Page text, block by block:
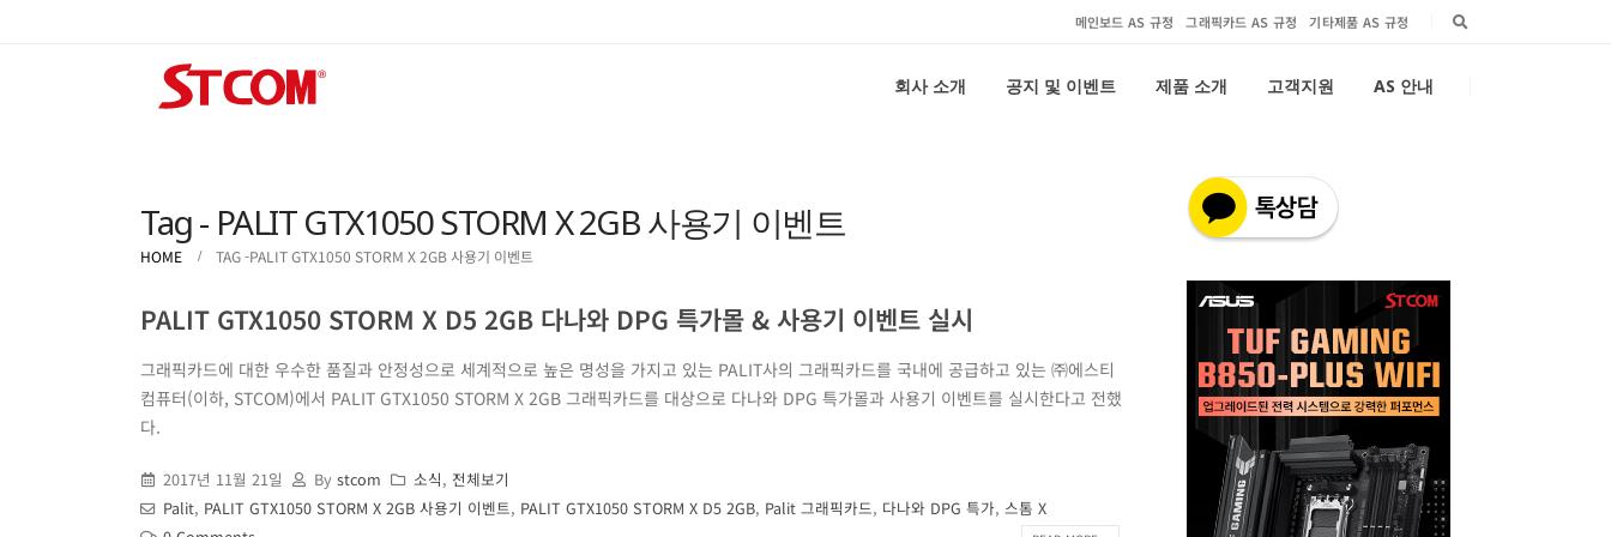
메인보드 AS 규정 그래픽카드 AS 규정 기타제품 AS 규정
회사 소개 공지 및 이벤트 제품 소개 고객지원 AS 안내
Tag - PALIT GTX1050 STORM X 2GB 사용기 이벤트
HOME TAG -PALIT GTX1050 STORM X 2GB 사용기 이벤트
PALIT GTX1050 STORM X D5 2GB 다나와 DPG 특가몰 & 사용기 이벤트 실시
그래픽카드에 대한 우수한 품질과 안정성으로 세계적으로 높은 명성을 가지고 있는 PALIT사의 그래픽카드를 국내에 공급하고 있는 ㈜에스티
컴퓨터(이하, STCOM)에서 PALIT GTX1050 STORM X 2GB 그래픽카드를 대상으로 다나와 DPG 특가몰과 사용기 이벤트를 실시한다고 전했
다.
2017년 11월 21일 Bystcom 소식, 전체보기
Palit, PALIT GTX1050 STORM X 2GB 사용기 이벤트, PALIT GTX1050 STORM X D5 2GB, Palit 그래픽카드, 다나와 DPG 특가, 스톰 X